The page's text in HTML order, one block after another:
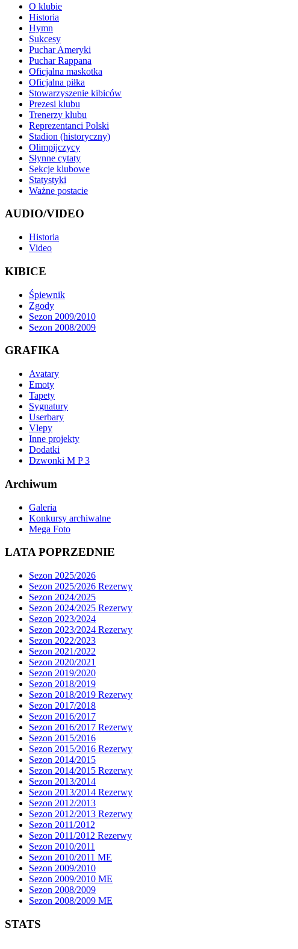
O klubie
Historia
Hymn
Sukcesy
Puchar Ameryki
Puchar Rappana
Oficjalna maskotka
Oficjalna piłka
Stowarzyszenie kibiców
Prezesi klubu
Trenerzy klubu
Reprezentanci Polski
Stadion (historyczny)
Olimpijczycy
Słynne cytaty
Sekcje klubowe
Statystyki
Ważne postacie
AUDIO/VIDEO
Historia
Video
KIBICE
Śpiewnik
Zgody
Sezon 2009/2010
Sezon 2008/2009
GRAFIKA
Avatary
Emoty
Tapety
Sygnatury
Userbary
Vlepy
Inne projekty
Dodatki
Dzwonki M P 3
Archiwum
Galeria
Konkursy archiwalne
Mega Foto
LATA POPRZEDNIE
Sezon 2025/2026
Sezon 2025/2026 Rezerwy
Sezon 2024/2025
Sezon 2024/2025 Rezerwy
Sezon 2023/2024
Sezon 2023/2024 Rezerwy
Sezon 2022/2023
Sezon 2021/2022
Sezon 2020/2021
Sezon 2019/2020
Sezon 2018/2019
Sezon 2018/2019 Rezerwy
Sezon 2017/2018
Sezon 2016/2017
Sezon 2016/2017 Rezerwy
Sezon 2015/2016
Sezon 2015/2016 Rezerwy
Sezon 2014/2015
Sezon 2014/2015 Rezerwy
Sezon 2013/2014
Sezon 2013/2014 Rezerwy
Sezon 2012/2013
Sezon 2012/2013 Rezerwy
Sezon 2011/2012
Sezon 2011/2012 Rezerwy
Sezon 2010/2011
Sezon 2010/2011 ME
Sezon 2009/2010
Sezon 2009/2010 ME
Sezon 2008/2009
Sezon 2008/2009 ME
STATS